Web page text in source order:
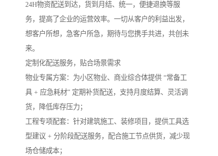
24H物资配送到达，货到月结、统一，便捷退换等服
务，提高了企业的运营效率。一切从客户的利益出发，
想客户所想，急客户所急，期待与您携手共进，共创未
来。
定制化配送服务，贴合场景需求​
物业专属方案：为小区物业、商业综合体提供 “常备工
具 + 应急耗材” 定期补货配送，支持月度结算、灵活调
货，降低库存压力；​
工程专项配套：针对建筑施工、装修项目，提供工具选
型建议 + 分阶段配送服务，配合施工节点供货，减少现
场仓储成本；​